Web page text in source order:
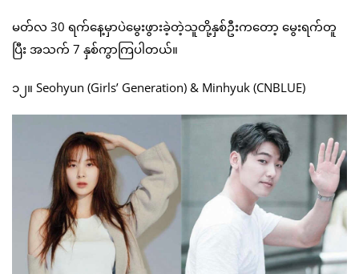
မတ်လ 30 ရက်နေ့မှာပဲမွေးဖွားခဲ့တဲ့သူတို့နှစ်ဦးကတော့ မွေးရက်တူ
ပြီး အသက် 7 နှစ်ကွာကြပါတယ်။
၁၂။ Seohyun (Girls’ Generation) & Minhyuk (CNBLUE)